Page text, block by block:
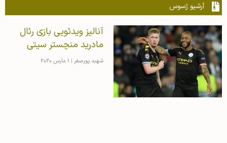
آرشیو ژسوس
آنالیز ویدئویی بازی رئال
مادرید منچستر سیتی
شهبد پورصفر 1 مارس 2020